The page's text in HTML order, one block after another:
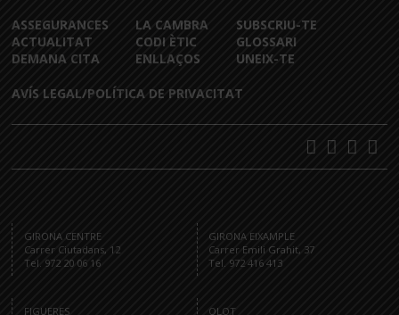
ASSEGURANCES
ACTUALITAT
DEMANA CITA
LA CAMBRA
CODI ÈTIC
ENLLAÇOS
SUBSCRIU-TE
GLOSSARI
UNEIX-TE
AVÍS LEGAL/POLÍTICA DE PRIVACITAT
GIRONA CENTRE
Carrer Ciutadans, 12
Tel. 972 20 06 16
GIRONA EIXAMPLE
Carrer Emili Grahit, 37
Tel. 972 416 413
FIGUERES OLOT